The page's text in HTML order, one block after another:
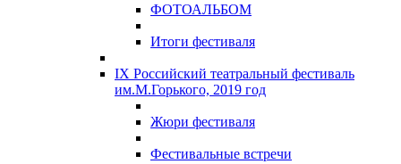
ФОТОАЛЬБОМ
Итоги фестиваля
IX Российский театральный фестиваль
им.М.Горького, 2019 год
Жюри фестиваля
Фестивальные встречи